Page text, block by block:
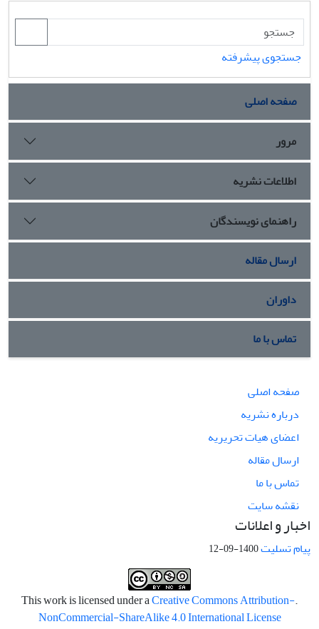
جستجوی پیشرفته
صفحه اصلی
مرور
اطلاعات نشریه
راهنمای نویسندگان
ارسال مقاله
داوران
تماس با ما
صفحه اصلی
درباره نشریه
اعضای هیات تحریریه
ارسال مقاله
تماس با ما
نقشه سایت
اخبار و اعلانات
پیام تسلیت1400-09-12
.This work is licensed under a
Creative Commons Attribution-
NonCommercial-ShareAlike 4.0 International License